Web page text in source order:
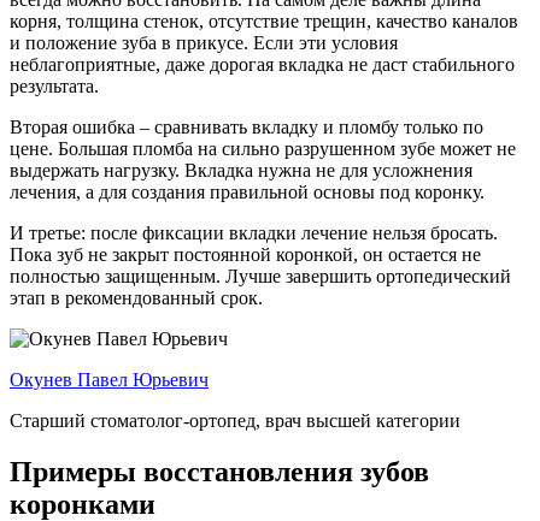
корня, толщина стенок, отсутствие трещин, качество каналов
и положение зуба в прикусе. Если эти условия
неблагоприятные, даже дорогая вкладка не даст стабильного
результата.
Вторая ошибка – сравнивать вкладку и пломбу только по
цене. Большая пломба на сильно разрушенном зубе может не
выдержать нагрузку. Вкладка нужна не для усложнения
лечения, а для создания правильной основы под коронку.
И третье: после фиксации вкладки лечение нельзя бросать.
Пока зуб не закрыт постоянной коронкой, он остается не
полностью защищенным. Лучше завершить ортопедический
этап в рекомендованный срок.
Окунев Павел Юрьевич
Старший стоматолог-ортопед, врач высшей категории
Примеры восстановления зубов
коронками